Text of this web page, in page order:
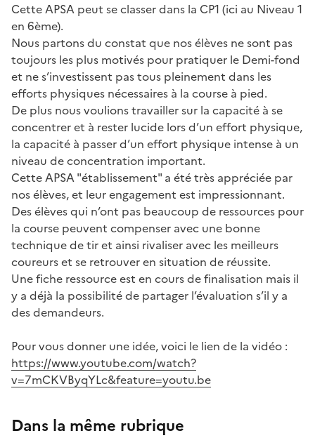
Cette APSA peut se classer dans la CP1 (ici au Niveau 1
en 6ème).
Nous partons du constat que nos élèves ne sont pas
toujours les plus motivés pour pratiquer le Demi-fond
et ne s’investissent pas tous pleinement dans les
efforts physiques nécessaires à la course à pied.
De plus nous voulions travailler sur la capacité à se
concentrer et à rester lucide lors d’un effort physique,
la capacité à passer d’un effort physique intense à un
niveau de concentration important.
Cette APSA "établissement" a été très appréciée par
nos élèves, et leur engagement est impressionnant.
Des élèves qui n’ont pas beaucoup de ressources pour
la course peuvent compenser avec une bonne
technique de tir et ainsi rivaliser avec les meilleurs
coureurs et se retrouver en situation de réussite.
Une fiche ressource est en cours de finalisation mais il
y a déjà la possibilité de partager l’évaluation s’il y a
des demandeurs.
Pour vous donner une idée, voici le lien de la vidéo :
https://www.youtube.com/watch?
v=7mCKVByqYLc&feature=youtu.be
Dans la même rubrique